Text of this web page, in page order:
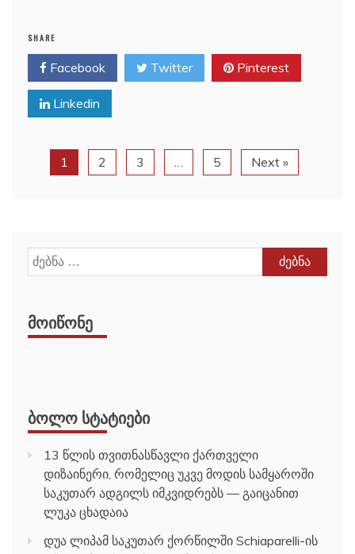
SHARE
Facebook Twitter Pinterest
Linkedin
1 2 3 … 5 Next »
ძებნა:
ᲛᲝᲘᲬᲝᲜᲔ
ᲑᲝᲚᲝ ᲡᲢᲐᲢᲘᲔᲑᲘ
13 წლის თვითნასწავლი ქართველი
დიზაინერი, რომელიც უკვე მოდის სამყაროში
საკუთარ ადგილს იმკვიდრებს — გაიცანით
ლუკა ცხადაია
დუა ლიპამ საკუთარ ქორწილში Schiaparelli-ის